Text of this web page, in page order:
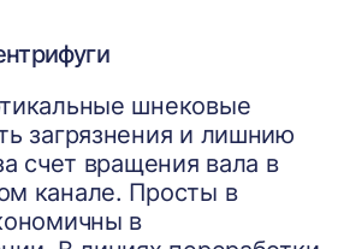
шнековые
загрязнения и лишнию
счет вращения вала в
канале. Просты в
в